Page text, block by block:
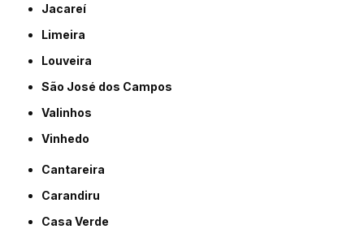
Jacareí
Limeira
Louveira
São José dos Campos
Valinhos
Vinhedo
Cantareira
Carandiru
Casa Verde